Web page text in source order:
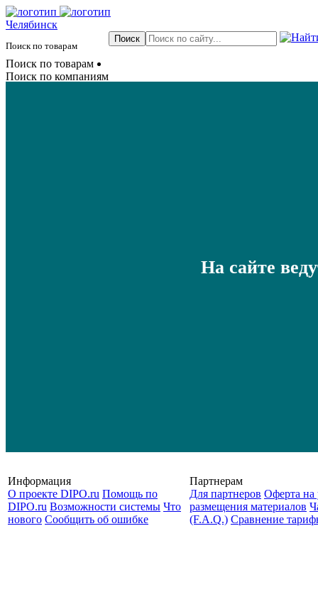
Челябинск
Поиск по товарам
Поиск по товарам
Поиск по компаниям
На сайте
Информация
О проекте DIPO.ru Помощь по
DIPO.ru Возможности системы Что
нового Сообщить об ошибке
Партнерам
Для партнеров Оферта на
размещения материалов
(F.A.Q.) Cравнение